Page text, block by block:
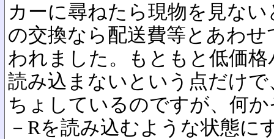
カーに尋ねたら現物を見な
の交換なら配送費等とあわ
われました。もともと低価
読み込まないという点だけ
ちょしているのですが、何
－Rを読み込むような状態に